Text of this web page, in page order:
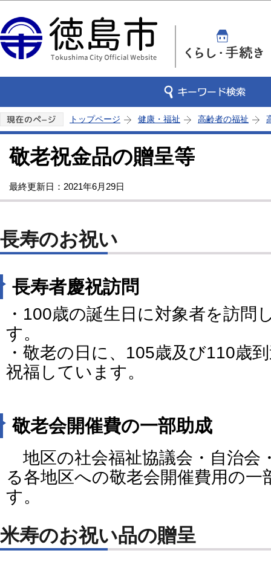
トップページ 健康・福祉 高齢者の福祉
敬老祝金品の贈呈等
最終更新日：2021年6月29日
長寿のお祝い
長寿者慶祝訪問
・100歳の誕生日に対象者を訪問
す。
・敬老の日に、105歳及び110歳
祝福しています。
敬老会開催費の一部助成
地区の社会福祉協議会・自治会
る各地区への敬老会開催費用の
す。
米寿のお祝い品の贈呈